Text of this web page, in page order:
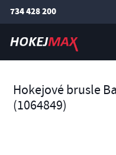
734 428 200
Hokejové brusle
(1064849)